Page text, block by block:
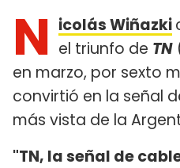
N icolás Wiñazki
el triunfo de TN
en marzo, por sexto
convirtió en la señal
más vista de la
"TN, la señal de